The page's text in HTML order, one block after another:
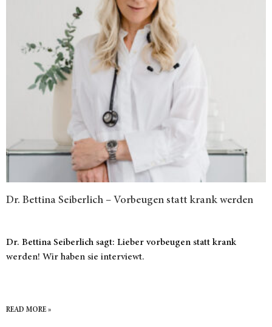
Dr. Bettina Seiberlich – Vorbeugen statt krank werden
Dr. Bettina Seiberlich sagt: Lieber vorbeugen statt krank
werden! Wir haben sie interviewt.
READ MORE »